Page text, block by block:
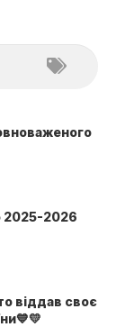
2025-2026
віддав своє